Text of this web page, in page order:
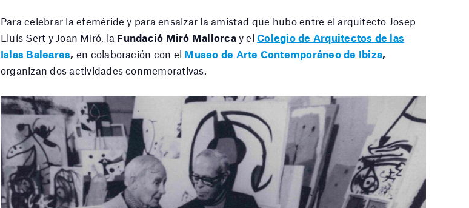
Para celebrar la efeméride y para ensalzar la amistad que hubo entre el arquitecto Josep
Lluís Sert y Joan Miró, la Fundació Miró Mallorcay elColegio de Arquitectos de las
Islas Baleares, en colaboración con el Museo de Arte Contemporáneo de Ibiza,
organizan dos actividades conmemorativas.